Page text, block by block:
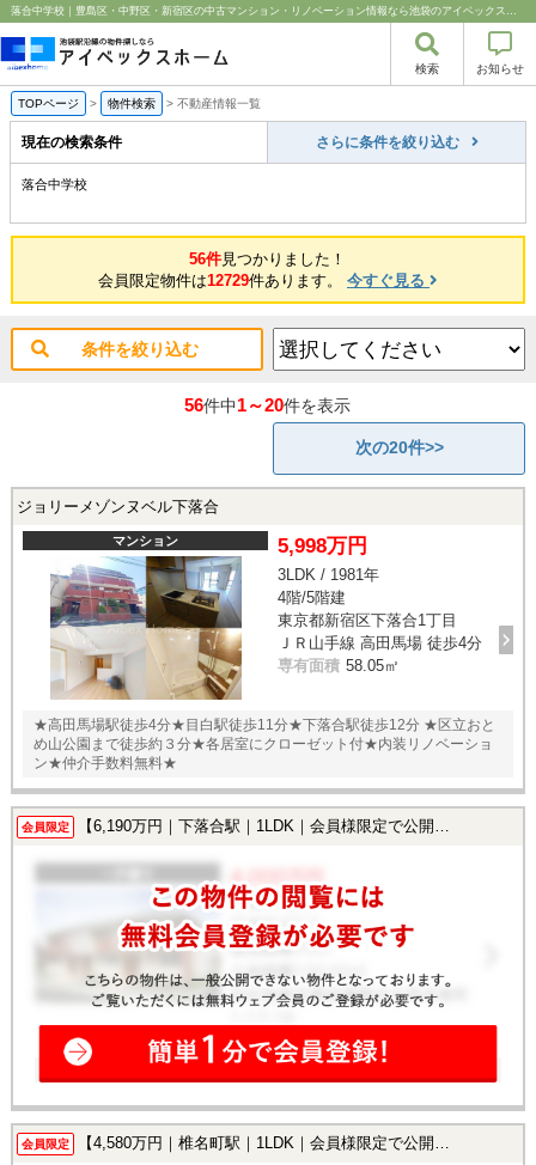
落合中学校｜豊島区・中野区・新宿区の中古マンション・リノベーション情報なら池袋のアイベックスホーム！
検索 お知らせ
TOPページ > 物件検索 > 不動産情報一覧
現在の検索条件 さらに条件を絞り込む
落合中学校
56件見つかりました！
会員限定物件は12729件あります。 今すぐ見る
条件を絞り込む
56件中1～20件を表示
次の20件>>
ジョリーメゾンヌベル下落合
マンション 5,998万円
3LDK / 1981年
4階/5階建
東京都新宿区下落合1丁目
ＪＲ山手線 高田馬場 徒歩4分
専有面積 58.05㎡
★高田馬場駅徒歩4分★目白駅徒歩11分★下落合駅徒歩12分 ★区立おと
め山公園まで徒歩約３分★各居室にクローゼット付★内装リノベーショ
ン★仲介手数料無料★
会員限定 【6,190万円｜下落合駅｜1LDK｜会員様限定で公開中！】
会員限定 【4,580万円｜椎名町駅｜1LDK｜会員様限定で公開中！】